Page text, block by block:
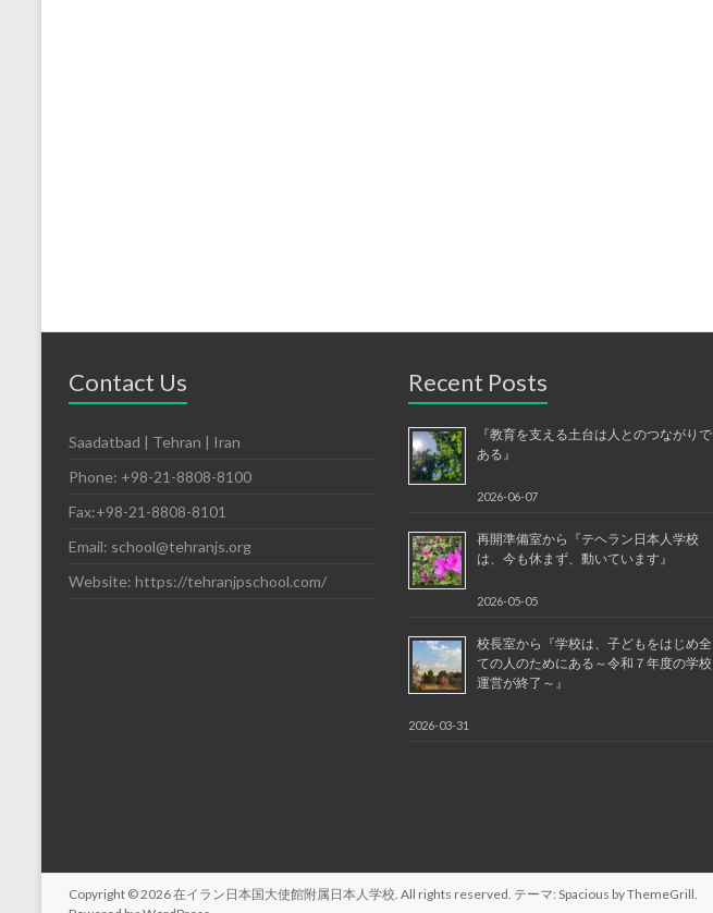
Contact Us
Saadatbad | Tehran | Iran
Phone: +98-21-8808-8100
Fax:+98-21-8808-8101
Email: school@tehranjs.org
Website: https://tehranjpschool.com/
Recent Posts
『教育を支える土台は人とのつながりで
ある』
2026-06-07
再開準備室から『テヘラン日本人学校
は、今も休まず、動いています』
2026-05-05
校長室から『学校は、子どもをはじめ全
ての人のためにある～令和７年度の学校
運営が終了～』
2026-03-31
Copyright © 2026在イラン日本国大使館附属日本人学校. All rights reserved. テーマ: Spacious by ThemeGrill.